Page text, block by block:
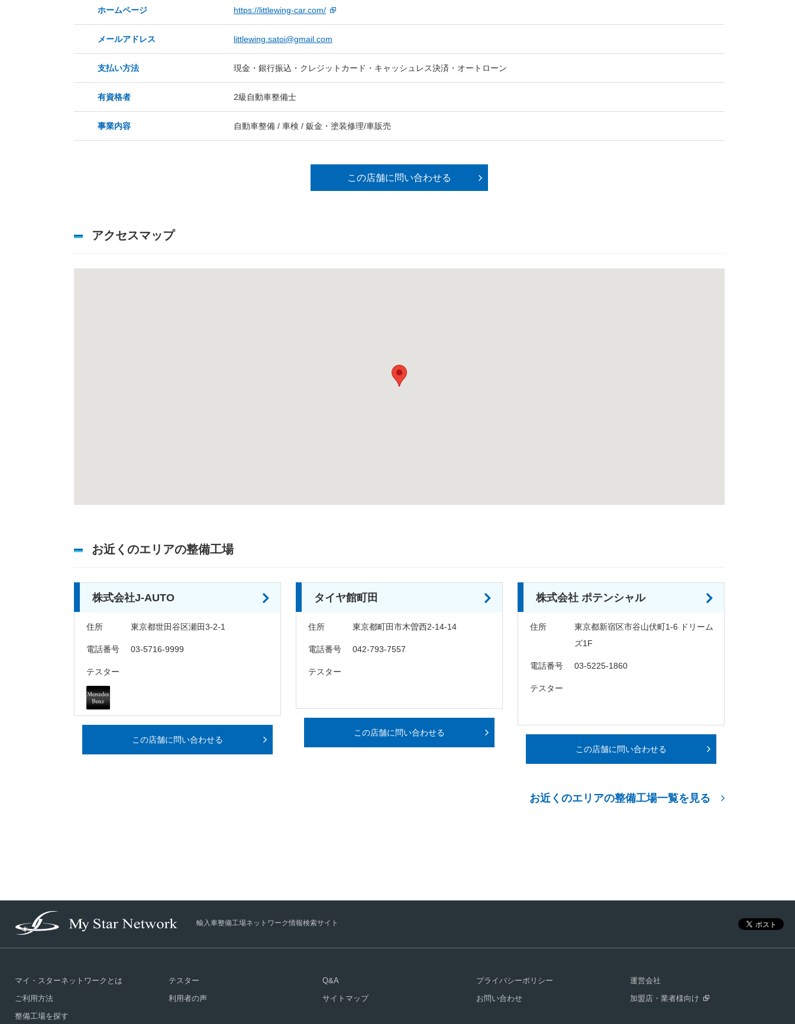
ホームページ https://littlewing-car.com/
メールアドレス littlewing.satoi@gmail.com
支払い方法 現金・銀行振込・クレジットカード・キャッシュレス決済・オートローン
有資格者 2級自動車整備士
事業内容 自動車整備 / 車検 / 鈑金・塗装修理/車販売
この店舗に問い合わせる
アクセスマップ
お近くのエリアの整備工場
株式会社J-AUTO
住所 東京都世田谷区瀬田3-2-1
電話番号 03-5716-9999
テスター
この店舗に問い合わせる
タイヤ館町田
住所 東京都町田市木曽西2-14-14
電話番号 042-793-7557
テスター
この店舗に問い合わせる
株式会社 ポテンシャル
住所
東京都新宿区市谷山伏町1-6 ドリーム
ズ1F
電話番号 03-5225-1860
テスター
この店舗に問い合わせる
お近くのエリアの整備工場一覧を見る
輸入車整備工場ネットワーク情報検索サイト
マイ・スターネットワークとは テスター Q&A プライバシーポリシー
運営会社
ご利用方法
利用者の声 サイトマップ お問い合わせ
加盟店・業者様向け
整備工場を探す